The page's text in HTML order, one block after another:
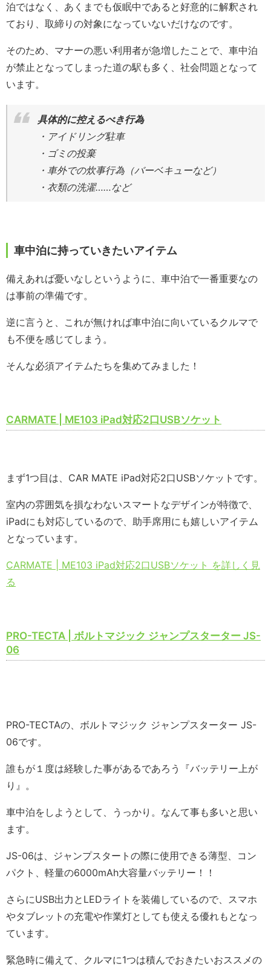
泊ではなく、あくまでも仮眠中であると好意的に解釈され
ており、取締りの対象になっていないだけなのです。
そのため、マナーの悪い利用者が急増したことで、車中泊
が禁止となってしまった道の駅も多く、社会問題となって
います。
具体的に控えるべき行為
・アイドリング駐車
・ゴミの投棄
・車外での炊事行為（バーベキューなど）
・衣類の洗濯……など
車中泊に持っていきたいアイテム
備えあれば憂いなしというように、車中泊で一番重要なの
は事前の準備です。
逆に言うと、これが無ければ車中泊に向いているクルマで
も不便を感じてしまう。
そんな必須アイテムたちを集めてみました！
CARMATE | ME103 iPad対応2口USBソケット
まず1つ目は、CAR MATE iPad対応2口USBソケットです。
室内の雰囲気を損なわないスマートなデザインが特徴で、
iPadにも対応しているので、助手席用にも嬉しいアイテム
となっています。
CARMATE | ME103 iPad対応2口USBソケット を詳しく見
る
PRO-TECTA | ボルトマジック ジャンプスターター JS-
06
PRO-TECTAの、ボルトマジック ジャンプスターター JS-
06です。
誰もが１度は経験した事があるであろう『バッテリー上が
り』。
車中泊をしようとして、うっかり。なんて事も多いと思い
ます。
JS-06は、ジャンプスタートの際に使用できる薄型、コン
パクト、軽量の6000mAh大容量バッテリー！！
さらにUSB出力とLEDライトを装備しているので、スマホ
やタブレットの充電や作業灯としても使える優れもとなっ
ています。
緊急時に備えて、クルマに1つは積んでおきたいおススメの